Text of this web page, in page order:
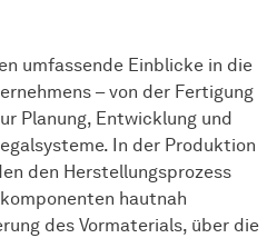
umfassende Einblicke in die
– von der Fertigung
Planung, Entwicklung und
In der Produktion
den Herstellungsprozess
hautnah
des Vormaterials, über die